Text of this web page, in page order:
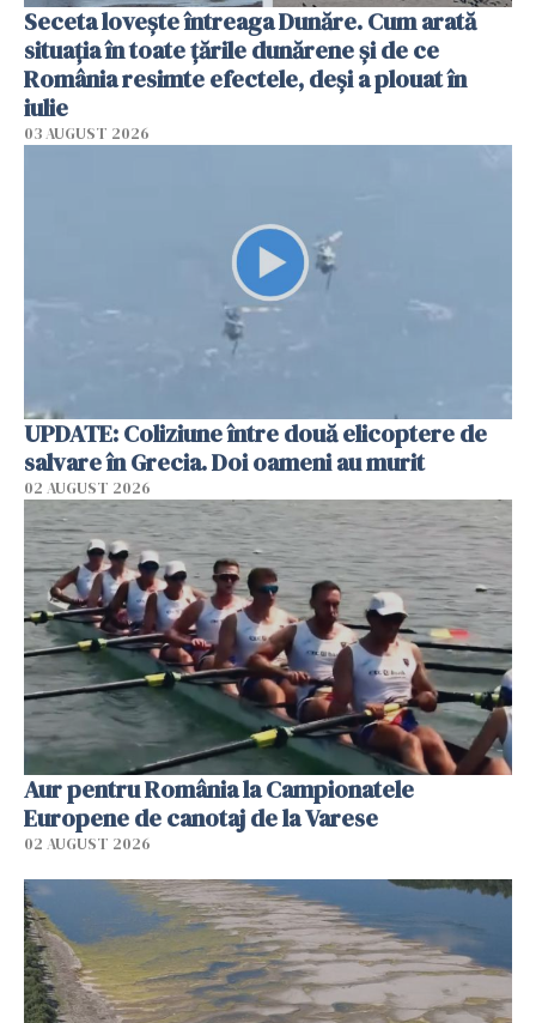
Seceta lovește întreaga Dunăre. Cum arată
situația în toate țările dunărene și de ce
România resimte efectele, deși a plouat în
iulie
03 AUGUST 2026
UPDATE: Coliziune între două elicoptere de
salvare în Grecia. Doi oameni au murit
02 AUGUST 2026
Aur pentru România la Campionatele
Europene de canotaj de la Varese
02 AUGUST 2026